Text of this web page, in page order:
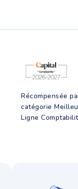
Récompensée
catégorie
Ligne